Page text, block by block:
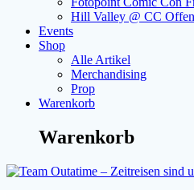
Hill Valley @ CC
Events
Shop
Alle Artikel
Merchandising
Prop
Warenkorb
Warenkorb